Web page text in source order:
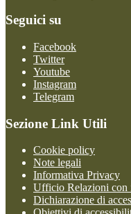
Seguici su
Facebook
Twitter
Youtube
Instagram
Telegram
Sezione Link Utili
Cookie policy
Note legali
Informativa Privacy
Ufficio Relazioni con
Dichiarazione di